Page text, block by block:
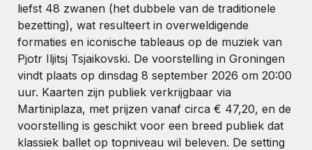
liefst 48 zwanen (het dubbele van de traditionele
bezetting), wat resulteert in overweldigende
formaties en iconische tableaus op de muziek van
Pjotr Iljitsj Tsjaikovski. De voorstelling in Groningen
vindt plaats op dinsdag 8 september 2026 om 20:00
uur. Kaarten zijn publiek verkrijgbaar via
Martiniplaza, met prijzen vanaf circa € 47,20, en de
voorstelling is geschikt voor een breed publiek dat
klassiek ballet op topniveau wil beleven. De setting